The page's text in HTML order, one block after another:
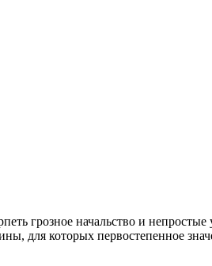
грозное начальство и непростые
для которых первостепенное